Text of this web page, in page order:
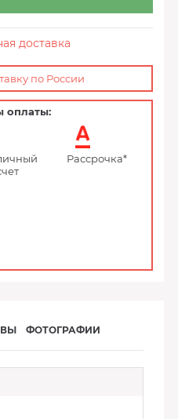
доставка
по России
оплаты:
Рассрочка*
ФОТОГРАФИИ